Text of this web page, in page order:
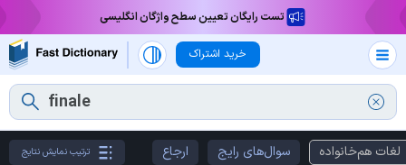
تست رایگان تعیین سطح واژگان انگلیسی
خرید اشتراک
لغات هم‌خانواده سوال‌های رایج ارجاع ترتیب نمایش نتایج